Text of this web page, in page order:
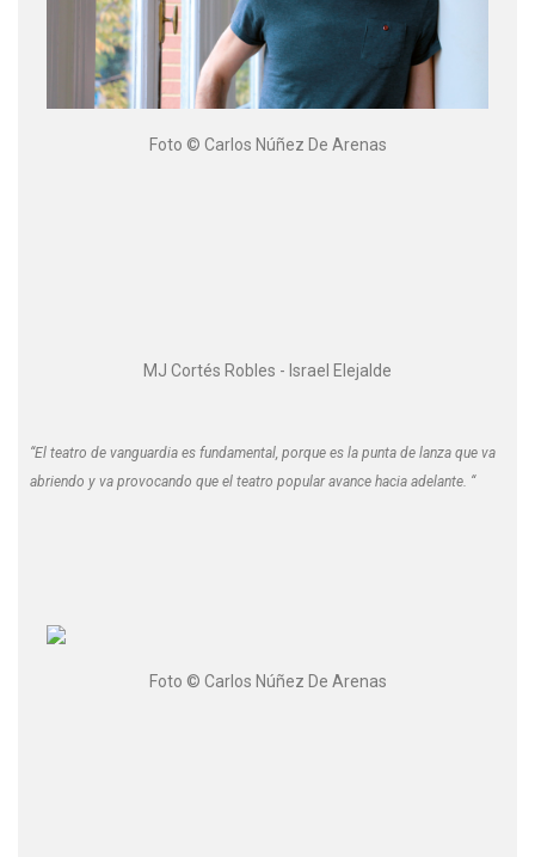
Foto © Carlos Núñez De Arenas
MJ Cortés Robles - Israel Elejalde
“El teatro de vanguardia es fundamental, porque es la punta de lanza que va
abriendo y va provocando que el teatro popular avance hacia adelante. “
Foto © Carlos Núñez De Arenas